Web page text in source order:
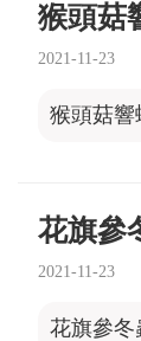
猴頭菇
2021-11-23
猴頭菇響
花旗參
2021-11-23
花旗參冬